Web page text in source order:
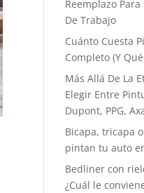
Reemplazo
De Trabajo
Cuánto Cuesta
Completo (Y
Más Allá De La
Elegir Entre
Dupont, PPG,
Bicapa, tricapa
pintan tu auto
Bedliner con
¿Cuál le